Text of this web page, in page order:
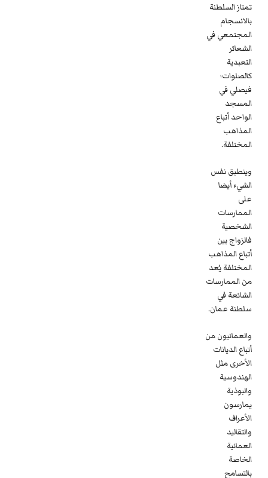
تمتاز السلطنة
بالانسجام
المجتمعي في
الشعائر
التعبدية
كالصلوات؛
فيصلي في
المسجد
الواحد أتباع
المذاهب
المختلفة.
وينطبق نفس
الشيء أيضا
على
الممارسات
الشخصية
فالزواج بين
أتباع المذاهب
المختلفة يُعد
من الممارسات
الشائعة في
سلطنة عمان.
والعمانيون من
أتباع الديانات
الأخرى مثل
الهندوسية
والبوذية
يمارسون
الأعراف
والتقاليد
العمانية
الخاصة
بالتسامح